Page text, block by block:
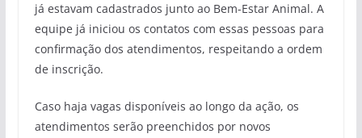
já estavam cadastrados junto ao Bem-Estar Animal. A
equipe já iniciou os contatos com essas pessoas para
confirmação dos atendimentos, respeitando a ordem
de inscrição.
Caso haja vagas disponíveis ao longo da ação, os
atendimentos serão preenchidos por novos